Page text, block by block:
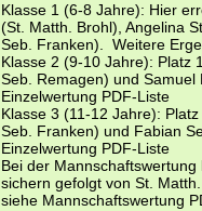
Klasse 1 (6-8 Jahre): Hier
(St. Matth. Brohl), Angelina
Seb. Franken). Weitere
Klasse 2 (9-10 Jahre): Platz
Seb. Remagen) und
Einzelwertung PDF-Liste
Klasse 3 (11-12 Jahre):
Seb. Franken) und Fabian
Einzelwertung PDF-Liste
Bei der
sichern gefolgt von St.
siehe Mannschaftswertung